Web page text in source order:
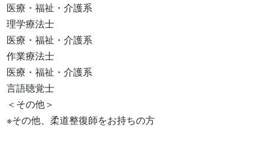
医療・福祉・介護系
理学療法士
医療・福祉・介護系
作業療法士
医療・福祉・介護系
言語聴覚士
＜その他＞
※その他、柔道整復師をお持ちの方